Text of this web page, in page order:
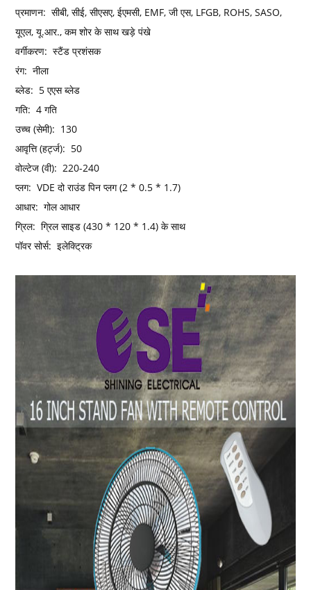
प्रमाणन: सीबी, सीई, सीएसए, ईएमसी, EMF, जी एस, LFGB, ROHS, SASO,
यूएल, यू.आर., कम शोर के साथ खड़े पंखे
वर्गीकरण: स्टैंड प्रशंसक
रंग: नीला
ब्लेड: 5 एएस ब्लेड
गति: 4 गति
उच्च (सेमी): 130
आवृत्ति (हर्ट्ज): 50
वोल्टेज (वी): 220-240
प्लग: VDE दो राउंड पिन प्लग (2 * 0.5 * 1.7)
आधार: गोल आधार
ग्रिल: ग्रिल साइड (430 * 120 * 1.4) के साथ
पॉवर सोर्स: इलेक्ट्रिक